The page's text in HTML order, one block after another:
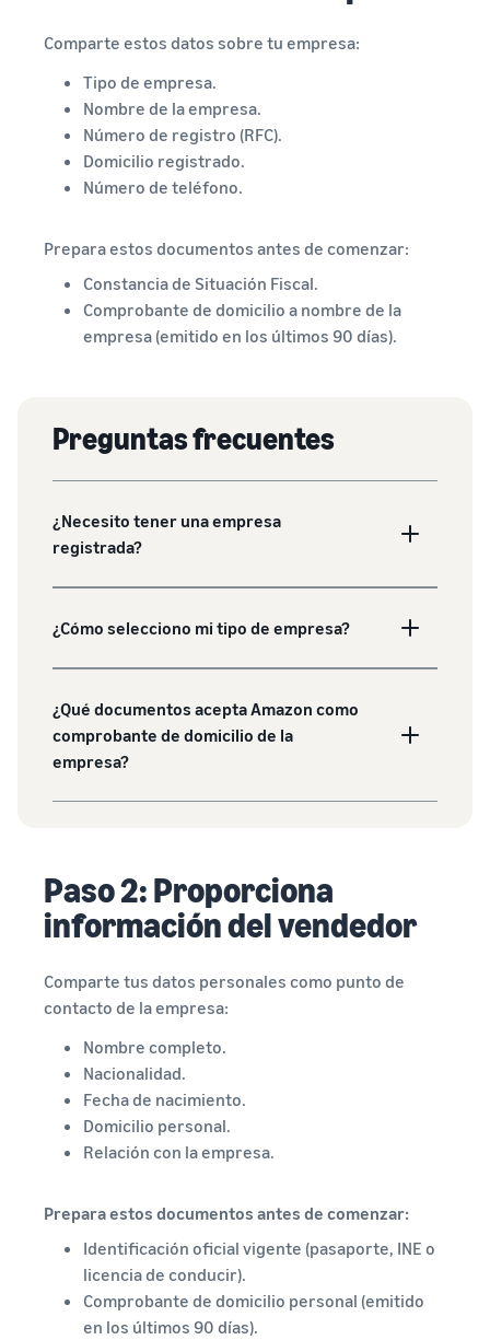
Comparte estos datos sobre tu empresa:
Tipo de empresa.
Nombre de la empresa.
Número de registro (RFC).
Domicilio registrado.
Número de teléfono.
Prepara estos documentos antes de comenzar:
Constancia de Situación Fiscal.
Comprobante de domicilio a nombre de la
empresa (emitido en los últimos 90 días).
Preguntas frecuentes
¿Necesito tener una empresa
registrada?
¿Cómo selecciono mi tipo de empresa?
¿Qué documentos acepta Amazon como
comprobante de domicilio de la
empresa?
Paso 2: Proporciona
información del vendedor
Comparte tus datos personales como punto de
contacto de la empresa:
Nombre completo.
Nacionalidad.
Fecha de nacimiento.
Domicilio personal.
Relación con la empresa.
Prepara estos documentos antes de comenzar:
Identificación oficial vigente (pasaporte, INE o
licencia de conducir).
Comprobante de domicilio personal (emitido
en los últimos 90 días).